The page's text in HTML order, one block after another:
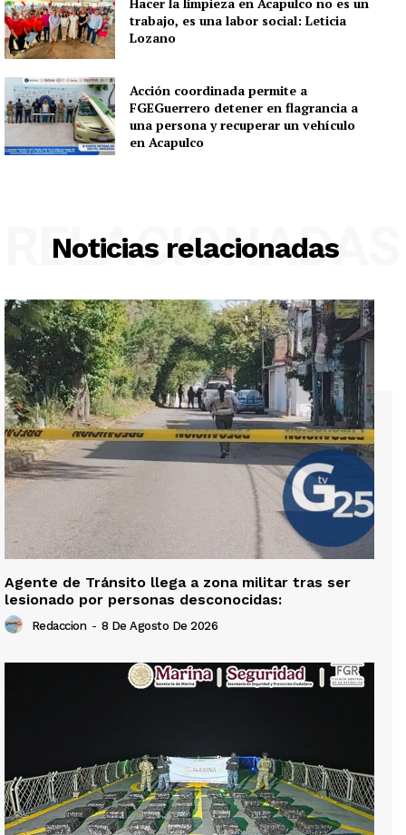
trabajo, es una labor social: Leticia
Lozano
Acción coordinada permite a
FGEGuerrero detener en flagrancia a
una persona y recuperar un vehículo
en Acapulco
Noticias relacionadas
RELACIONADAS
Agente de Tránsito llega a zona militar tras ser
lesionado por personas desconocidas:
Redaccion - 8 De Agosto De 2026